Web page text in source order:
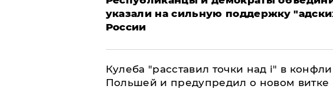
указали на сильную поддержку
России
Кулеба "расставил точки над і" в
Польшей и предупредил о новом витке